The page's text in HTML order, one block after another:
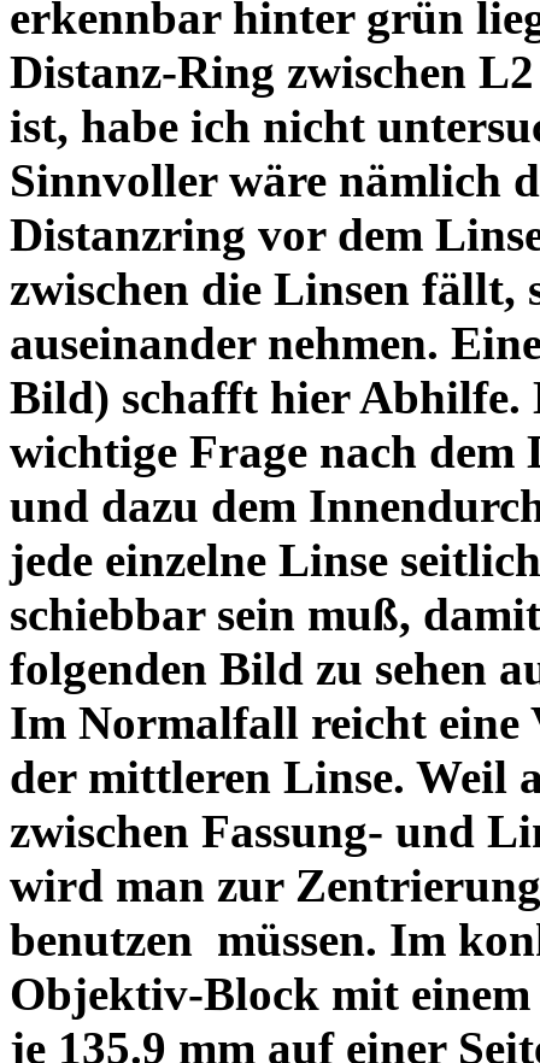
erkennbar hinter grün
Distanz-Ring zwischen
ist, habe ich nicht
Sinnvoller wäre nämlich
Distanzring vor dem
zwischen die Linsen fällt,
auseinander nehmen.
Bild) schafft hier Abhilfe.
wichtige Frage nach dem
und dazu dem
jede einzelne Linse
schiebbar sein muß,
folgenden Bild zu sehen
Im Normalfall reicht eine
der mittleren Linse. Weil
zwischen Fassung- und
wird man zur
benutzen müssen. Im
Objektiv-Block mit einem
je 135.9 mm auf einer